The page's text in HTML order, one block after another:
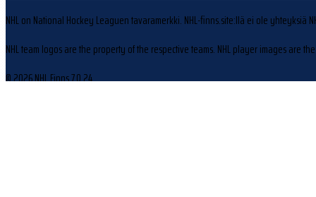
NHL on National Hockey Leaguen tavaramerkki. NHL-finns.site:llä ei ole yhteyksiä
NHL team logos are the property of the respective teams. NHL player images are
© 2026 NHL Finns7.0.24